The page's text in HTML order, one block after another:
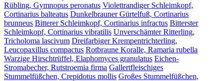
Rübling, Gymnopus peronatus Violettrandiger Schleimkopf,
Cortinarius balteatus Dunkelbrauner Gürtelfuß, Cortinarius
brunneus Bitterer Schleimkopf, Cortinarius infractus Bitterster
Schleimkopf, Cortinarius vibratilis Unverschämter Ritterling,
Tricholoma lascivum Dreifarbiger Krempentrichterling,
Leucopaxillus compactus Rotbraune Koralle, Ramaria rubella
Warzige Hirschtrüffel, Elaphomyces granulatus Eichen-
Stromabecher, Rutstroemia firma Gallertfleischiges
Stummelfüßchen, Crepidotus mollis Großes Stummelfüßchen,